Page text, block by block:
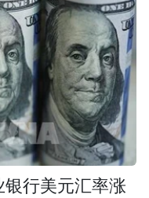
银行美元汇率涨